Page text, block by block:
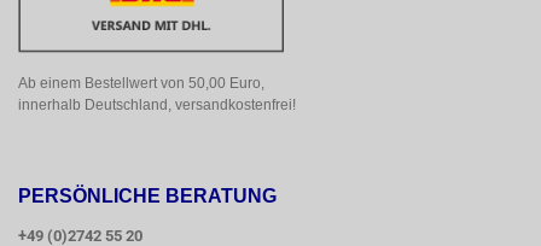
Ab einem Bestellwert von 50,00 Euro,
innerhalb Deutschland, versandkostenfrei!
PERSÖNLICHE BERATUNG
+49 (0)2742 55 20